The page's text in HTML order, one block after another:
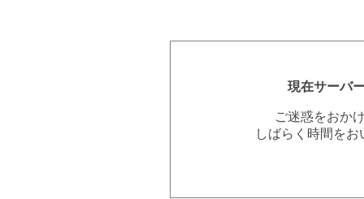
現在サーバ
ご迷惑をおか
しばらく時間を